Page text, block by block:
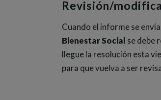
Revisión/
Cuando el informe se envía
Bienestar Social se debe
llegue la resolución esta
para que vuelva a ser